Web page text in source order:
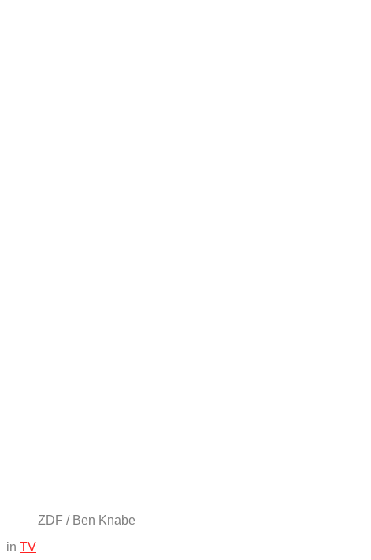
ZDF / Ben Knabe
in TV